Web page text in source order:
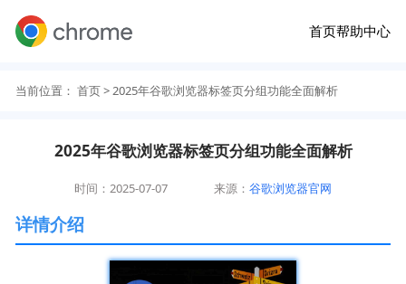
首页帮助中心
当前位置： 首页> 2025年谷歌浏览器标签页分组功能全面解析
2025年谷歌浏览器标签页分组功能全面解析
时间：2025-07-07 来源：谷歌浏览器官网
详情介绍